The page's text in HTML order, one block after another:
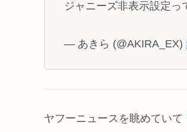
ジャニーズ非表示設定っ
— あきら (@AKIRA_EX)
ヤフーニュースを眺めていて